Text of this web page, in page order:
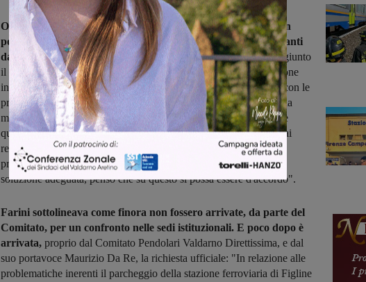
Oggi la capogruppo Pd, Francesca Farini, lo ha ribadito in un
post su facebook. "Vorrei far presente che la questione va avanti
da annisenza essere riusciti a trovare una soluzione adeguata, è giunto
il momento di fare una scelta. Basta rinvii. I parcheggi della stazione
insistono sul territorio di Figline e Incisa, i quali cittadini pagano con le
proprie tasse il mantenimento degli stessi anche se è risaputo che la
maggior parte delle auto provengono da altri comuni. Deve essere
quindi trovata una soluzione che garantisca la fruibilità di questo ai
residenti di Figline e Incisa. Si chiede all' Amministrazione di fare
proposte attuabili celermente per poter finalmente trovare una
soluzione adeguata, penso che su questo si possa essere d'accordo".
Farini sottolineava come finora non fossero arrivate, da parte del
Comitato, per un confronto nelle sedi istituzionali. E poco dopo è
arrivata, proprio dal Comitato Pendolari Valdarno Direttissima, e dal
suo portavoce Maurizio Da Re, la richiesta ufficiale: "In relazione alle
problematiche inerenti il parcheggio della stazione ferroviaria di Figline